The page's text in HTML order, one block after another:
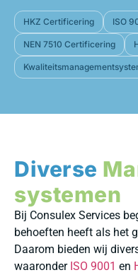
HKZ Certificering ISO
NEN 7510 Certificering
Diverse
systemen
Bij Consulex Services
behoeften heeft als het
Daarom bieden wij
waaronder ISO 9001 en